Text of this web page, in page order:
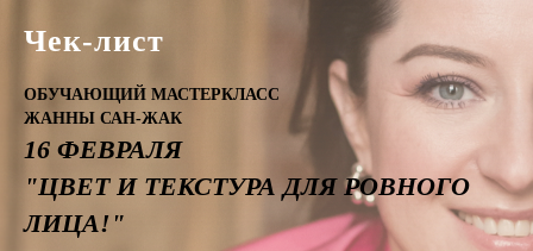
Чек-лист
ОБУЧАЮЩИЙ МАСТЕРКЛАСС
ЖАННЫ САН-ЖАК
16 ФЕВРАЛЯ
"ЦВЕТ И ТЕКСТУРА ДЛЯ РОВНОГО
ЛИЦА!"